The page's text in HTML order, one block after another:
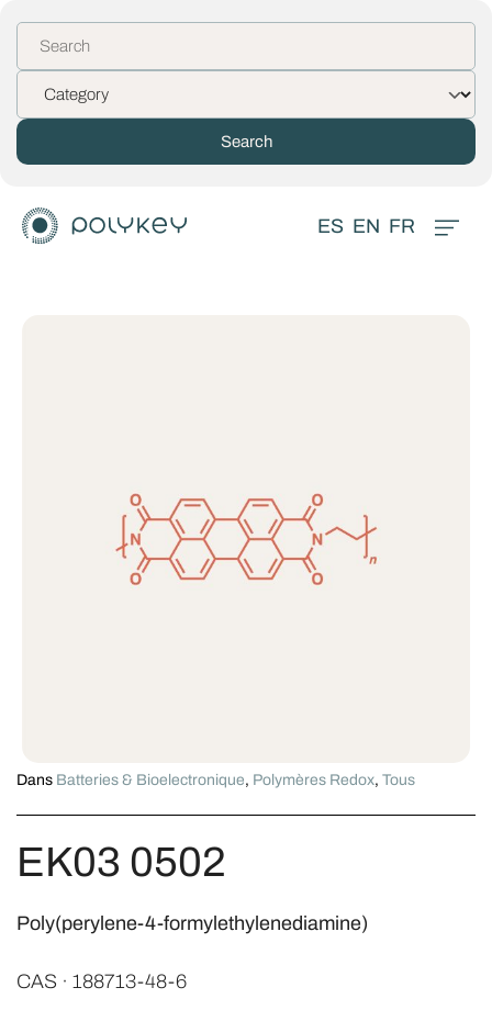
ES EN FR
Dans Batteries & Bioelectronique, Polymères Redox, Tous
EK03 0502
Poly(perylene-4-formylethylenediamine)
CAS · 188713-48-6